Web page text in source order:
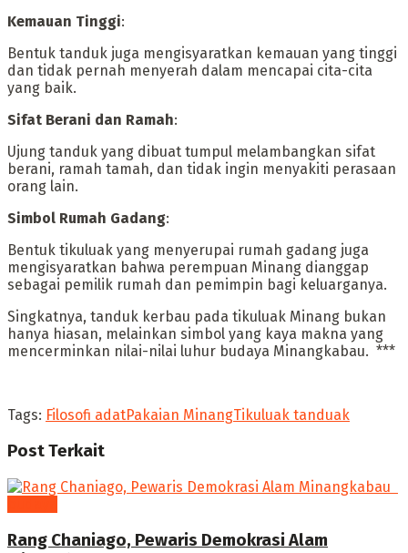
‎Kemauan Tinggi:
‎Bentuk tanduk juga mengisyaratkan kemauan yang tinggi
dan tidak pernah menyerah dalam mencapai cita-cita
yang baik.
‎Sifat Berani dan Ramah:
‎Ujung tanduk yang dibuat tumpul melambangkan sifat
berani, ramah tamah, dan tidak ingin menyakiti perasaan
orang lain.
‎Simbol Rumah Gadang:
‎Bentuk tikuluak yang menyerupai rumah gadang juga
mengisyaratkan bahwa perempuan Minang dianggap
sebagai pemilik rumah dan pemimpin bagi keluarganya.
‎Singkatnya, tanduk kerbau pada tikuluak Minang bukan
hanya hiasan, melainkan simbol yang kaya makna yang
mencerminkan nilai-nilai luhur budaya Minangkabau. ***
Tags: Filosofi adatPakaian MinangTikuluak tanduak
PostTerkait
Rang Chaniago, Pewaris Demokrasi Alam